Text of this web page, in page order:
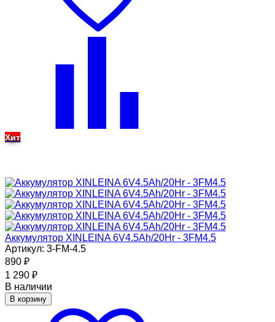
Хит
Аккумулятор XINLEINA 6V4.5Ah/20Hr - 3FM4.5
Артикул: 3-FM-4.5
890 ₽
1 290 ₽
В наличии
В корзину